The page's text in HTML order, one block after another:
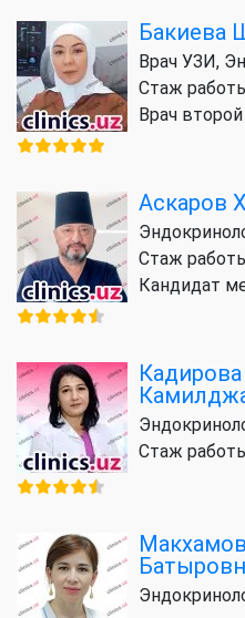
Бакиева
Врач УЗИ,
Стаж
Врач
Аскаров
Стаж
Кандидат
Стаж